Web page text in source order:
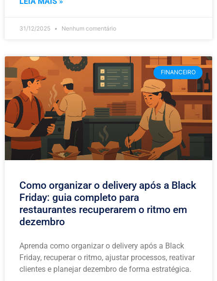
31/12/2025 Nenhum comentário
FINANCEIRO
Como organizar o delivery após a Black
Friday: guia completo para
restaurantes recuperarem o ritmo em
dezembro
Aprenda como organizar o delivery após a Black
Friday, recuperar o ritmo, ajustar processos, reativar
clientes e planejar dezembro de forma estratégica.